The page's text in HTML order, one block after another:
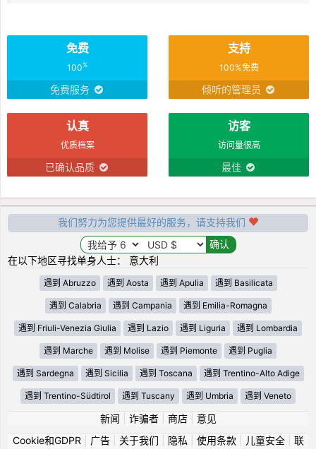
免费
100%
免费服务
支持
100%免费
倾听的管理员
认真
优质档案
已确认品质
访客
访问量很高
最佳
我们努力为您提供最好的服务，请支持我们
在以下地区寻找单身人士： 意大利
遇到 Abruzzo 遇到 Aosta 遇到 Apulia 遇到 Basilicata
遇到 Calabria 遇到 Campania 遇到 Emilia-Romagna
遇到 Friuli-Venezia Giulia 遇到 Lazio 遇到 Liguria 遇到 Lombardia
遇到 Marche 遇到 Molise 遇到 Piemonte 遇到 Puglia
遇到 Sardegna 遇到 Sicilia 遇到 Toscana 遇到 Trentino-Alto Adige
遇到 Trentino-Südtirol 遇到 Tuscany 遇到 Umbria 遇到 Veneto
新闻 诈骗者| 商店| 意见
Cookie和GDPR
广告| 关于我们 隐私 使用条款| 儿童安全| 联